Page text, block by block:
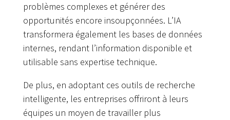
problèmes complexes et générer des
opportunités encore insoupçonnées. L’IA
transformera également les bases de données
internes, rendant l’information disponible et
utilisable sans expertise technique.
De plus, en adoptant ces outils de recherche
intelligente, les entreprises offriront à leurs
équipes un moyen de travailler plus